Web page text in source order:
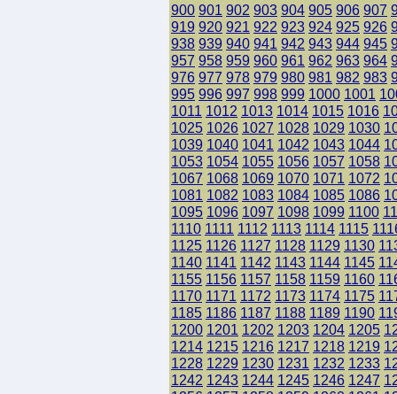
900 901 902 903 904 905 906 907
919 920 921 922 923 924 925 926
938 939 940 941 942 943 944 945
957 958 959 960 961 962 963 964
976 977 978 979 980 981 982 983
995 996 997 998 999 1000 1001
1011 1012 1013 1014 1015 1016
1025 1026 1027 1028 1029 1030
1039 1040 1041 1042 1043 1044
1053 1054 1055 1056 1057 1058
1067 1068 1069 1070 1071 1072
1081 1082 1083 1084 1085 1086
1095 1096 1097 1098 1099 1100
1110 1111 1112 1113 1114 1115
1125 1126 1127 1128 1129 1130
1140 1141 1142 1143 1144 1145
1155 1156 1157 1158 1159 1160
1170 1171 1172 1173 1174 1175
1185 1186 1187 1188 1189 1190
1200 1201 1202 1203 1204 1205
1214 1215 1216 1217 1218 1219
1228 1229 1230 1231 1232 1233
1242 1243 1244 1245 1246 1247